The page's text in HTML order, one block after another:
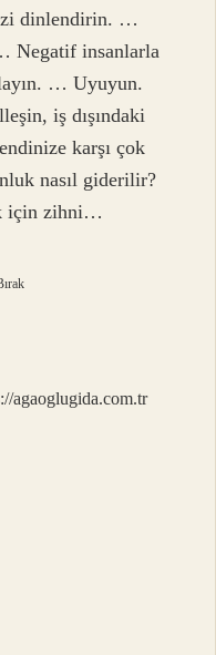
dinlendirin. …
Negatif insanlarla
… Uyuyun.
iş dışındaki
karşı çok
nasıl giderilir?
için zihni…
agaoglugida.com.tr